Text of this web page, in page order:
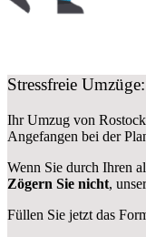
Stressfreie
Ihr Umzug von
Angefangen bei der
Wenn Sie durch Ihren
Zögern Sie nicht,
Füllen Sie jetzt das